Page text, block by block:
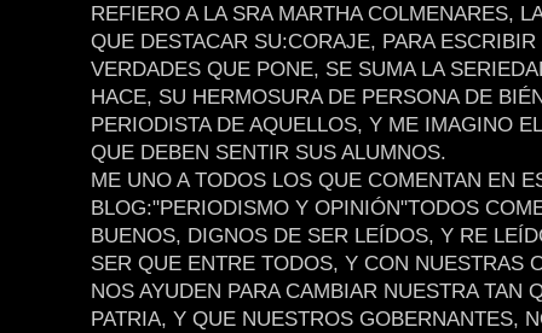
REFIERO A LA SRA MARTHA COLMENARES,
QUE DESTACAR SU:CORAJE, PARA
VERDADES QUE PONE, SE SUMA LA
HACE, SU HERMOSURA DE PERSONA DE
PERIODISTA DE AQUELLOS, Y ME IMAGINO
QUE DEBEN SENTIR SUS ALUMNOS.
ME UNO A TODOS LOS QUE COMENTAN EN
BLOG:"PERIODISMO Y OPINIÓN"TODOS
BUENOS, DIGNOS DE SER LEÍDOS, Y RE
SER QUE ENTRE TODOS, Y CON NUESTRAS
NOS AYUDEN PARA CAMBIAR NUESTRA TAN
PATRIA, Y QUE NUESTROS GOBERNANTES,